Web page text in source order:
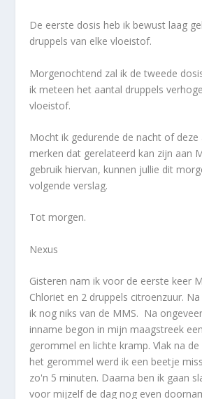
De eerste dosis heb ik bewust laag
druppels van elke vloeistof.
Morgenochtend zal ik de tweede
ik meteen het aantal druppels
vloeistof.
Mocht ik gedurende de nacht of deze
merken dat gerelateerd kan zijn aan
gebruik hiervan, kunnen jullie dit
volgende verslag.
Tot morgen.
Nexus
Gisteren nam ik voor de eerste keer
Chloriet en 2 druppels citroenzuur.
ik nog niks van de MMS. Na
inname begon in mijn maagstreek
gerommel en lichte kramp. Vlak na
het gerommel werd ik een beetje
zo'n 5 minuten. Daarna ben ik gaan
voor mijzelf de dag nog even